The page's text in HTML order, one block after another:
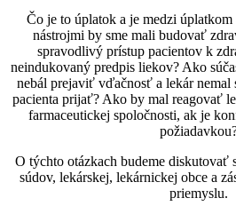
Čo je to úplatok a je medzi
nástrojmi by sme mali budovať
spravodlivý prístup pacientov k
neindukovaný predpis liekov? Ako
nebál prejaviť vďačnosť a lekár nemal
pacienta prijať? Ako by mal reagovať
farmaceutickej spoločnosti, ak je
O týchto otázkach budeme diskutovať
súdov, lekárskej, lekárnickej obce a
priemyslu.